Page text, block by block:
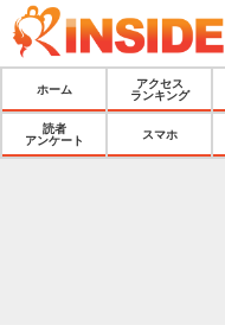
ホーム
アクセス
ランキング
読者
アンケート
スマホ